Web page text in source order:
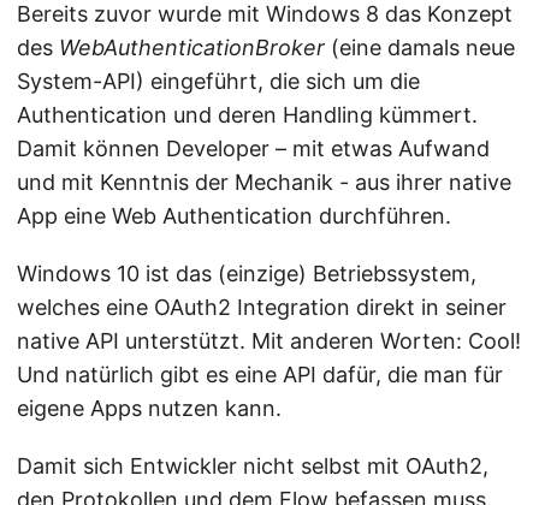
Bereits zuvor wurde mit Windows 8 das Konzept
des WebAuthenticationBroker (eine damals neue
System-API) eingeführt, die sich um die
Authentication und deren Handling kümmert.
Damit können Developer – mit etwas Aufwand
und mit Kenntnis der Mechanik - aus ihrer native
App eine Web Authentication durchführen.
Windows 10 ist das (einzige) Betriebssystem,
welches eine OAuth2 Integration direkt in seiner
native API unterstützt. Mit anderen Worten: Cool!
Und natürlich gibt es eine API dafür, die man für
eigene Apps nutzen kann.
Damit sich Entwickler nicht selbst mit OAuth2,
den Protokollen und dem Flow befassen muss,